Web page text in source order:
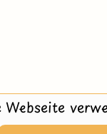
Webseite